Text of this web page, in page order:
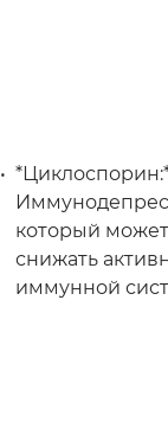
который
снижать
иммунной